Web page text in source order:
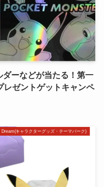
ーなどが当たる！第一
レゼントゲットキャンペ
Dream(キャラクターグッズ・テーマパーク)